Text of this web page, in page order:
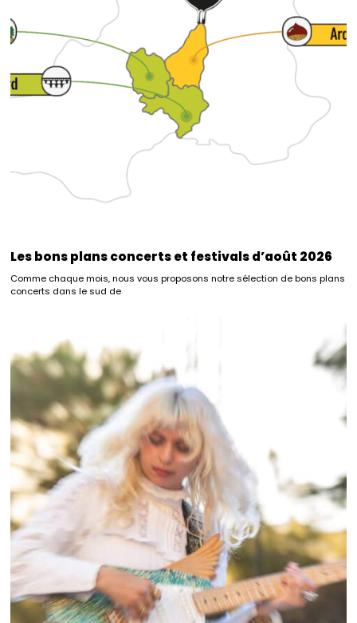
Les bons plans concerts et festivals d’août 2026
Comme chaque mois, nous vous proposons notre sélection de bons plans
concerts dans le sud de